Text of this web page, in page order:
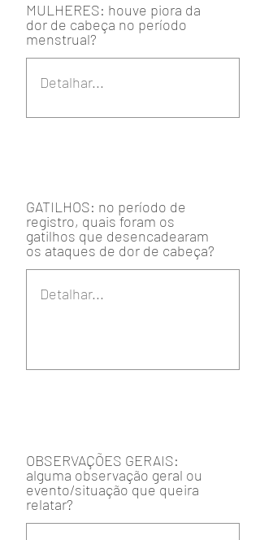
MULHERES: houve piora da
dor de cabeça no período
menstrual?
GATILHOS: no período de
registro, quais foram os
gatilhos que desencadearam
os ataques de dor de cabeça?
OBSERVAÇÕES GERAIS:
alguma observação geral ou
evento/situação que queira
relatar?